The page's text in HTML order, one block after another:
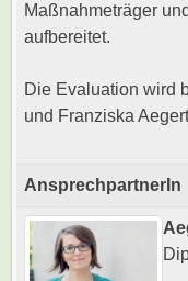
Maßnahmeträger
aufbereitet.
Die Evaluation wird
und Franziska
AnsprechpartnerIn